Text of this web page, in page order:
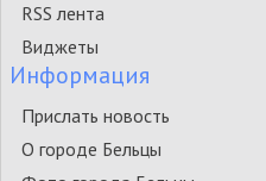
RSS лента
Виджеты
Информация
Прислать новость
О городе Бельцы